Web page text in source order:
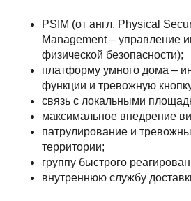
PSIM (от англ. Physical
Management – управление
физической безопасности);
платформу умного дома –
функции и тревожную
связь с локальными
максимальное внедрение
патрулирование и
территории;
группу быстрого
внутреннюю службу